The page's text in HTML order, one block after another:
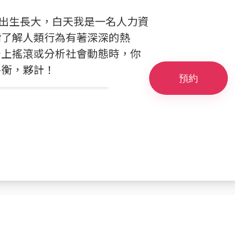
生長大，白天我是一名人力資
解人類行為有著深深的熱
搖滾或分析社會動態時，你
，夥計！
預約